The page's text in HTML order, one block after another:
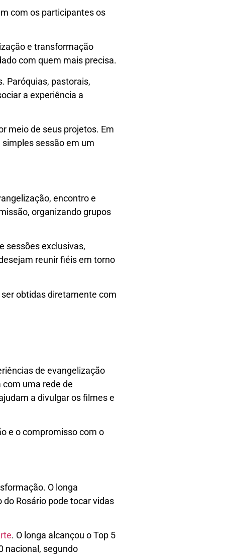
com os participantes os
e transformação
com quem mais precisa.
Paróquias, pastorais,
a experiência a
meio de seus projetos. Em
sessão em um
encontro e
organizando grupos
sessões exclusivas,
reunir fiéis em torno
obtidas diretamente com
de evangelização
uma rede de
a divulgar os filmes e
e o compromisso com o
O longa
Rosário pode tocar vidas
. O longa alcançou o Top 5
nacional, segundo